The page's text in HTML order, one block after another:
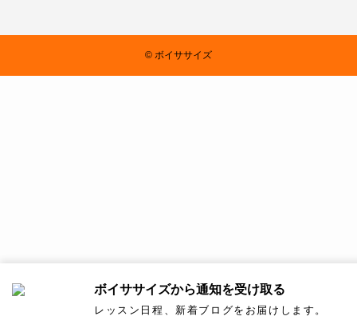
© ボイササイズ
ボイササイズから通知を受け取る
レッスン日程、新着ブログをお届けします。